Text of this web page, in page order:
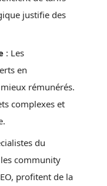
justifie des
: Les
en
rémunérés.
complexes et
du
community
profitent de la